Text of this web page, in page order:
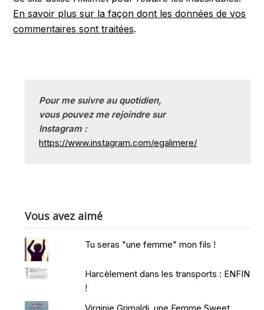
En savoir plus sur la façon dont les données de vos
commentaires sont traitées.
Pour me suivre au quotidien,
vous pouvez me rejoindre sur
Instagram :
https://www.instagram.com/egalimere/
Vous avez aimé
Tu seras "une femme" mon fils !
Harcèlement dans les transports : ENFIN
!